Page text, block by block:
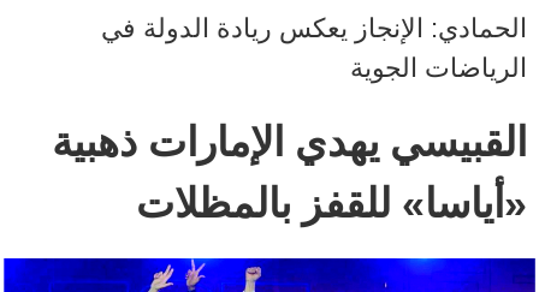
الحمادي: الإنجاز يعكس ريادة الدولة في
الرياضات الجوية
القبيسي يهدي الإمارات ذهبية
«أياسا» للقفز بالمظلات